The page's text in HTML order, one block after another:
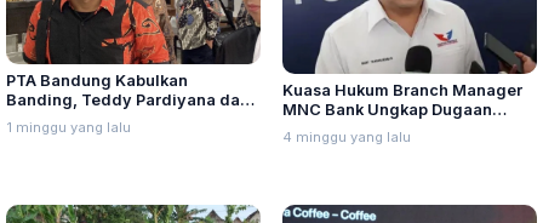
PTA Bandung Kabulkan
Banding, Teddy Pardiyana dan
Bintang Ditetapkan Ahli Waris
Lina Jubaedah
1 minggu yang lalu
Kuasa Hukum Branch Manager
MNC Bank Ungkap Dugaan
Penganiayaan oleh Hary Tanoe
di MNC Towe
4 minggu yang lalu